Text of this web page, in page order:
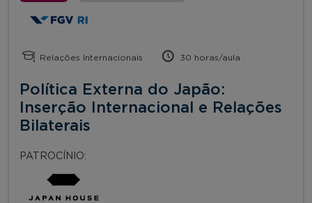
Relações Internacionais 30 horas/aula
Política Externa do Japão:
Inserção Internacional e Relações
Bilaterais
PATROCÍNIO: